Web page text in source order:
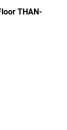
THAN-